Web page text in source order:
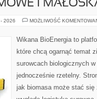
I
2026 MOŻLIWOŚĆ
Wikana BioEnergia to
które chcą ogarnąć temat
surowcach biologicznych
jednocześnie rzetelny.
jak biomasa może stać się